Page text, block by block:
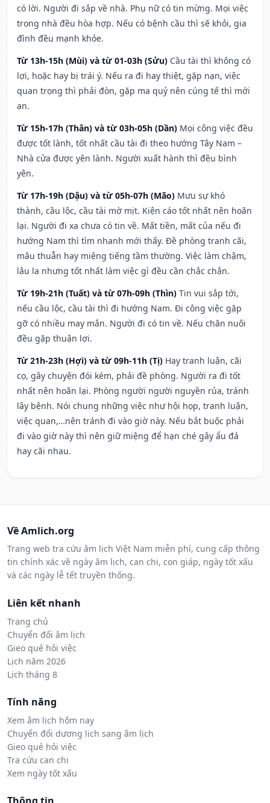
có lời. Người đi sắp về nhà. Phụ nữ có tin mừng. Mọi việc
trong nhà đều hòa hợp. Nếu có bệnh cầu thì sẽ khỏi, gia
đình đều mạnh khỏe.
Từ 13h-15h (Mùi) và từ 01-03h (Sửu) Cầu tài thì không có
lợi, hoặc hay bị trái ý. Nếu ra đi hay thiệt, gặp nạn, việc
quan trọng thì phải đòn, gặp ma quỷ nên cúng tế thì mới
an.
Từ 15h-17h (Thân) và từ 03h-05h (Dần) Mọi công việc đều
được tốt lành, tốt nhất cầu tài đi theo hướng Tây Nam –
Nhà cửa được yên lành. Người xuất hành thì đều bình
yên.
Từ 17h-19h (Dậu) và từ 05h-07h (Mão) Mưu sự khó
thành, cầu lộc, cầu tài mờ mịt. Kiện cáo tốt nhất nên hoãn
lại. Người đi xa chưa có tin về. Mất tiền, mất của nếu đi
hướng Nam thì tìm nhanh mới thấy. Đề phòng tranh cãi,
mâu thuẫn hay miệng tiếng tầm thường. Việc làm chậm,
lâu la nhưng tốt nhất làm việc gì đều cần chắc chắn.
Từ 19h-21h (Tuất) và từ 07h-09h (Thìn) Tin vui sắp tới,
nếu cầu lộc, cầu tài thì đi hướng Nam. Đi công việc gặp
gỡ có nhiều may mắn. Người đi có tin về. Nếu chăn nuôi
đều gặp thuận lợi.
Từ 21h-23h (Hợi) và từ 09h-11h (Tị) Hay tranh luận, cãi
cọ, gây chuyện đói kém, phải đề phòng. Người ra đi tốt
nhất nên hoãn lại. Phòng người người nguyền rủa, tránh
lây bệnh. Nói chung những việc như hội họp, tranh luận,
việc quan,…nên tránh đi vào giờ này. Nếu bắt buộc phải
đi vào giờ này thì nên giữ miệng để hạn ché gây ẩu đả
hay cãi nhau.
Về Amlich.org
Trang web tra cứu âm lịch Việt Nam miễn phí, cung cấp thông
tin chính xác về ngày âm lịch, can chi, con giáp, ngày tốt xấu
và các ngày lễ tết truyền thống.
Liên kết nhanh
Trang chủ
Chuyển đổi âm lịch
Gieo quẻ hỏi việc
Lịch năm 2026
Lịch tháng 8
Tính năng
Xem âm lịch hôm nay
Chuyển đổi dương lịch sang âm lịch
Gieo quẻ hỏi việc
Tra cứu can chi
Xem ngày tốt xấu